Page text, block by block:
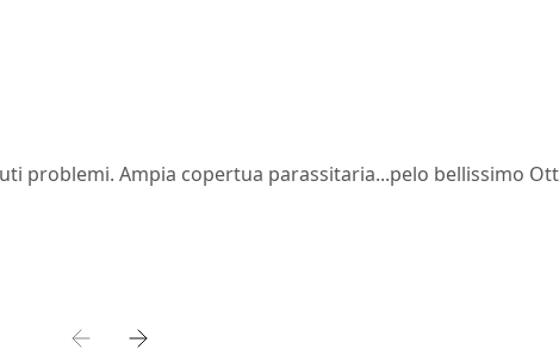
problemi. Ampia copertua parassitaria...pelo bellissimo